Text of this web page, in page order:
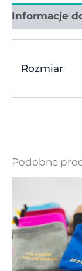
Informacje
Rozmiar
Podobne